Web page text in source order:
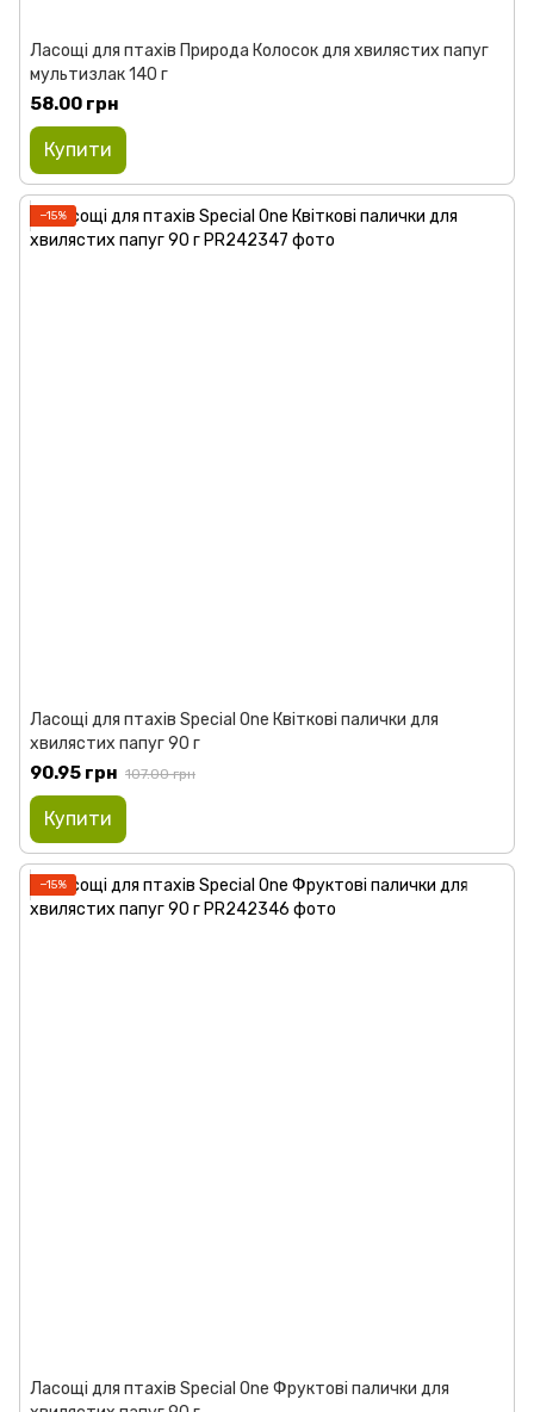
Ласощі для птахів Природа Колосок для хвилястих папуг
мультизлак 140 г
58.00 грн
Купити
−15%
Ласощі для птахів Special One Квіткові палички для
хвилястих папуг 90 г
90.95 грн 107.00 грн
Купити
−15%
Ласощі для птахів Special One Фруктові палички для